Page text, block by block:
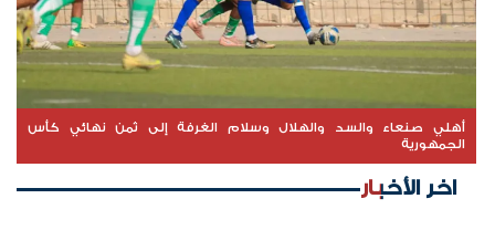
أهلي صنعاء والسد والهلال وسلام الغرفة إلى ثمن نهائي كأس
الجمهورية
اخر الأخبار